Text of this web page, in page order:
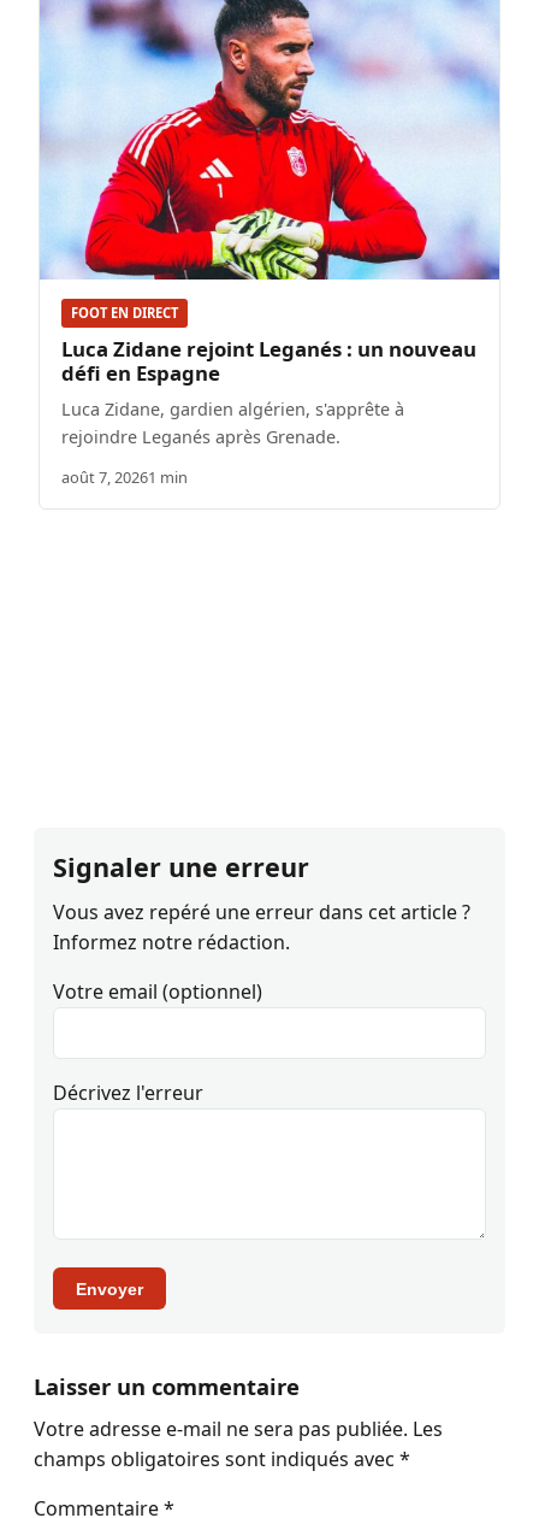
FOOT EN DIRECT
Luca Zidane rejoint Leganés : un nouveau
défi en Espagne
Luca Zidane, gardien algérien, s'apprête à
rejoindre Leganés après Grenade.
août 7, 20261 min
Signaler une erreur
Vous avez repéré une erreur dans cet article ?
Informez notre rédaction.
Votre email (optionnel)
Décrivez l'erreur
Envoyer
Laisser un commentaire
Votre adresse e-mail ne sera pas publiée. Les
champs obligatoires sont indiqués avec *
Commentaire*